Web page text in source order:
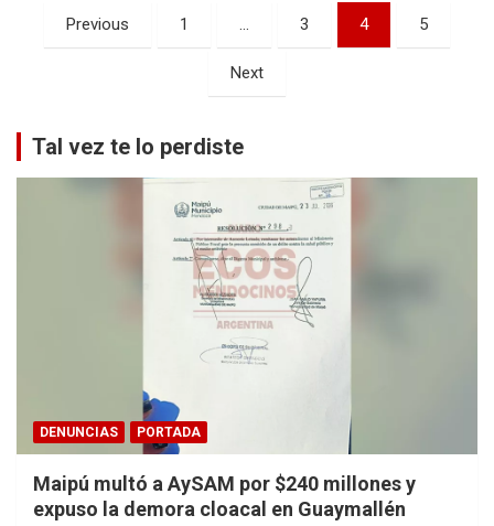
Paginación
de
Previous 1 … 3 4 5
Next
Tal vez te lo perdiste
DENUNCIAS PORTADA
Maipú multó a AySAM por $240 millones y
expuso la demora cloacal en Guaymallén